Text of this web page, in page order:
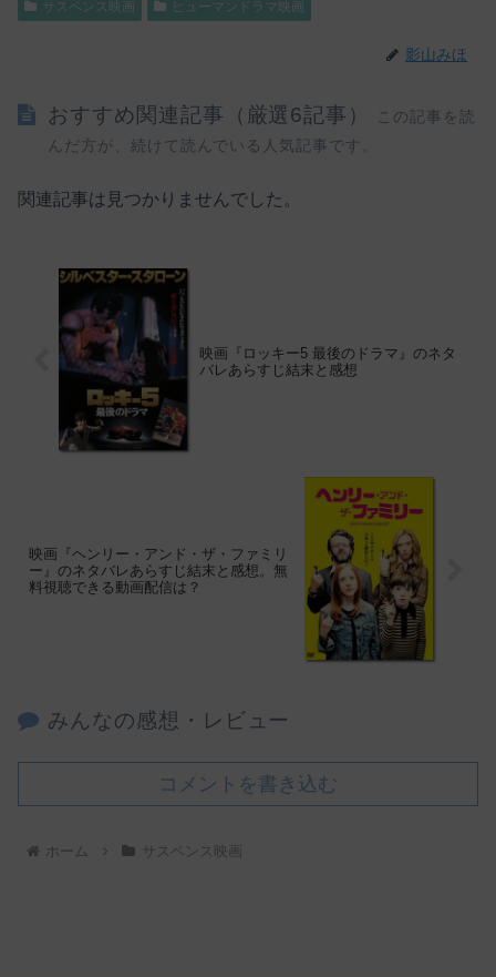
サスペンス映画 ヒューマンドラマ映画
影山みほ
おすすめ関連記事（厳選6記事）
この記事を読
んだ方が、続けて読んでいる人気記事です。
関連記事は見つかりませんでした。
映画『ロッキー5 最後のドラマ』のネタ
バレあらすじ結末と感想
映画『ヘンリー・アンド・ザ・ファミリ
ー』のネタバレあらすじ結末と感想。無
料視聴できる動画配信は？
みんなの感想・レビュー
コメントを書き込む
ホーム サスペンス映画